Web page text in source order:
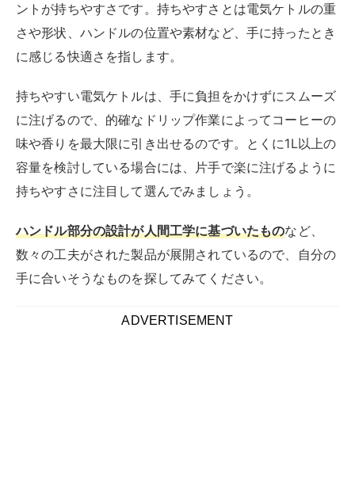
ントが持ちやすさです。持ちやすさとは電気ケトルの重
さや形状、ハンドルの位置や素材など、手に持ったとき
に感じる快適さを指します。
持ちやすい電気ケトルは、手に負担をかけずにスムーズ
に注げるので、的確なドリップ作業によってコーヒーの
味や香りを最大限に引き出せるのです。とくに1L以上の
容量を検討している場合には、片手で楽に注げるように
持ちやすさに注目して選んでみましょう。
ハンドル部分の設計が人間工学に基づいたものなど、
数々の工夫がされた製品が展開されているので、自分の
手に合いそうなものを探してみてください。
ADVERTISEMENT